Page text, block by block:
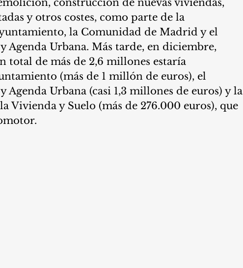
construcción de nuevas viviendas,
y otros costes, como parte de la
la Comunidad de Madrid y el
Agenda Urbana. Más tarde, en diciembre,
total de más de 2,6 millones estaría
(más de 1 millón de euros), el
Urbana (casi 1,3 millones de euros) y la
Vivienda y Suelo (más de 276.000 euros), que